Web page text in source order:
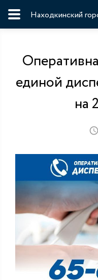
Находкинский
единой
на